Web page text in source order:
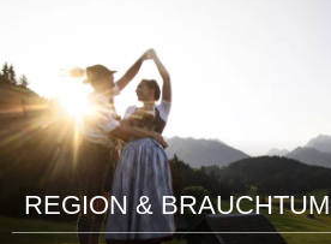
REGION & BRAUCHTUM